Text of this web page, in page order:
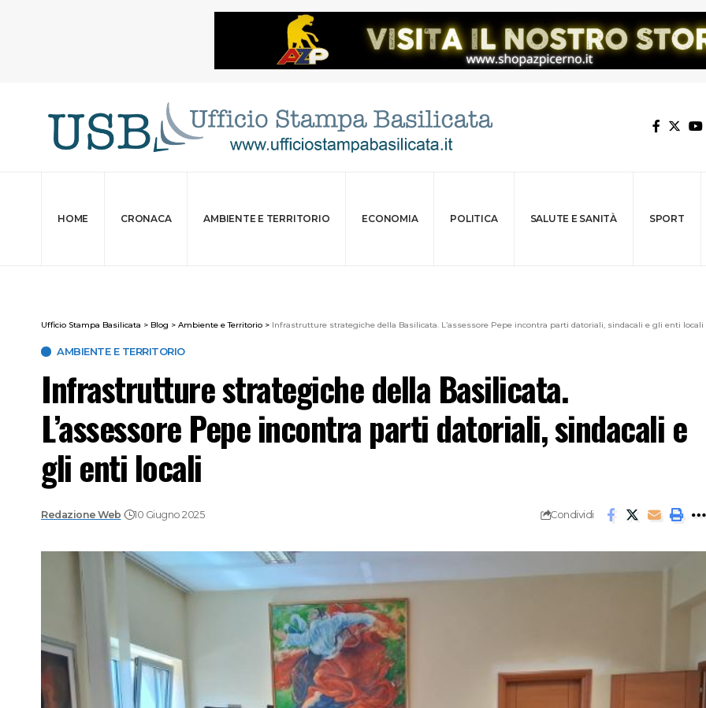
HOME CRONACA AMBIENTE E TERRITORIO ECONOMIA POLITICA SALUTE E SANITÀ SPORT
Ufficio Stampa Basilicata > Blog > Ambiente e Territorio > Infrastrutture strategiche della Basilicata. L’assessore Pepe incontra parti datoriali, sindacali e gli enti locali
AMBIENTE E TERRITORIO
Infrastrutture strategiche della Basilicata.
L’assessore Pepe incontra parti datoriali, sindacali e
gli enti locali
Redazione Web 10 Giugno 2025 Condividi